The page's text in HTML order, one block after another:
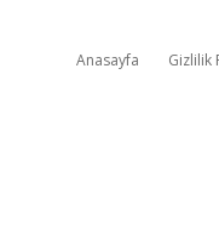
Anasayfa Gizlilik